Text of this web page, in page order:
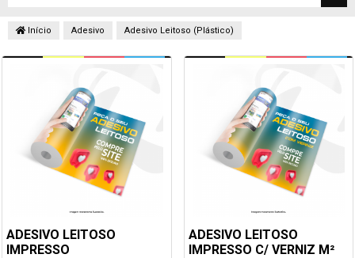
Início Adesivo Adesivo Leitoso (Plástico)
ADESIVO LEITOSO
IMPRESSO
ADESIVO LEITOSO
IMPRESSO C/ VERNIZ M²